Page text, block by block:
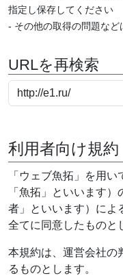
指定し保存してください
- その他の取得の問題など
URLを再検索
利用者向け規約
「ウェブ魚拓」を用
「魚拓」といいます
者」といいます）によ
全てに同意したものと
本規約は、運営会社の
るものとします。